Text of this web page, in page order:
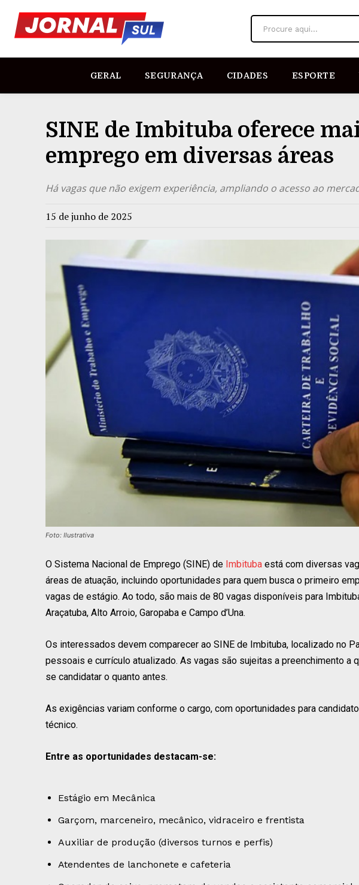
Procure aqui...
GERAL SEGURANÇA CIDADES ESPORTE
SINE de Imbituba oferece
emprego em diversas áreas
Há vagas que não exigem experiência, ampliando o acesso ao
15 de junho de 2025
Foto: Ilustrativa
O Sistema Nacional de Emprego (SINE) de Imbituba está com diversas
áreas de atuação, incluindo oportunidades para quem busca o primeiro
vagas de estágio. Ao todo, são mais de 80 vagas disponíveis para
Araçatuba, Alto Arroio, Garopaba e Campo d’Una.
Os interessados devem comparecer ao SINE de Imbituba, localizado no
pessoais e currículo atualizado. As vagas são sujeitas a preenchimento a
se candidatar o quanto antes.
As exigências variam conforme o cargo, com oportunidades para
técnico.
Entre as oportunidades destacam-se:
Estágio em Mecânica
Garçom, marceneiro, mecânico, vidraceiro e frentista
Auxiliar de produção (diversos turnos e perfis)
Atendentes de lanchonete e cafeteria